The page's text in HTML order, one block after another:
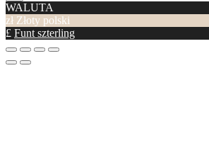
WALUTA
zł Złoty polski
£ Funt szterling